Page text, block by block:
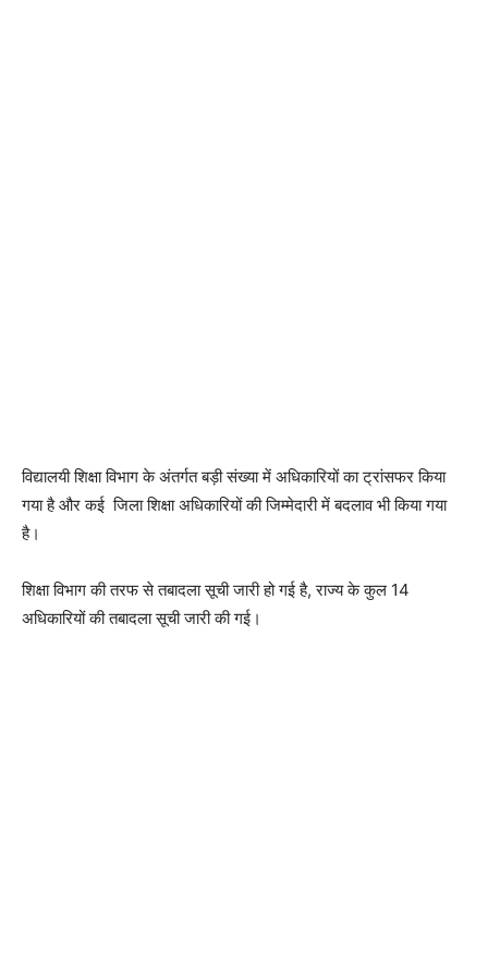
विद्यालयी शिक्षा विभाग के अंतर्गत बड़ी संख्या में अधिकारियों का ट्रांसफर किया
गया है और कई जिला शिक्षा अधिकारियों की जिम्मेदारी में बदलाव भी किया गया
है।
शिक्षा विभाग की तरफ से तबादला सूची जारी हो गई है, राज्य के कुल 14
अधिकारियों की तबादला सूची जारी की गई।